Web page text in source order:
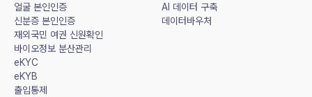
얼굴 본인인증
신분증 본인인증
재외국민 여권 신원확인
바이오정보 분산관리
eKYC
eKYB
출입통제
AI 데이터 구축
데이터바우처